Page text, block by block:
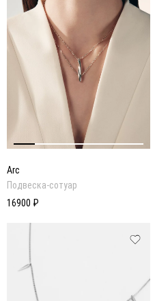
Arc
Подвеска-сотуар
16900 ₽